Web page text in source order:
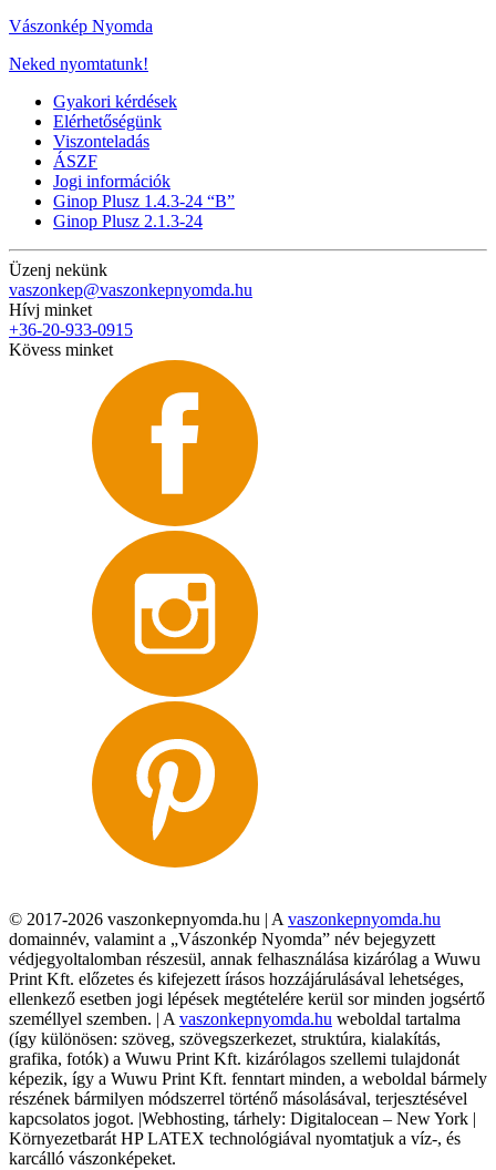
Vászonkép Nyomda
Neked nyomtatunk!
Gyakori kérdések
Elérhetőségünk
Viszonteladás
ÁSZF
Jogi információk
Ginop Plusz 1.4.3-24 “B”
Ginop Plusz 2.1.3-24
Üzenj nekünk
vaszonkep@vaszonkepnyomda.hu
Hívj minket
+36-20-933-0915
Kövess minket
© 2017-2026 vaszonkepnyomda.hu | A vaszonkepnyomda.hu
domainnév, valamint a „Vászonkép Nyomda” név bejegyzett
védjegyoltalomban részesül, annak felhasználása kizárólag a Wuwu
Print Kft. előzetes és kifejezett írásos hozzájárulásával lehetséges,
ellenkező esetben jogi lépések megtételére kerül sor minden jogsértő
személlyel szemben. | A vaszonkepnyomda.hu weboldal tartalma
(így különösen: szöveg, szövegszerkezet, struktúra, kialakítás,
grafika, fotók) a Wuwu Print Kft. kizárólagos szellemi tulajdonát
képezik, így a Wuwu Print Kft. fenntart minden, a weboldal bármely
részének bármilyen módszerrel történő másolásával, terjesztésével
kapcsolatos jogot. |Webhosting, tárhely: Digitalocean – New York |
Környezetbarát HP LATEX technológiával nyomtatjuk a víz-, és
karcálló vászonképeket.